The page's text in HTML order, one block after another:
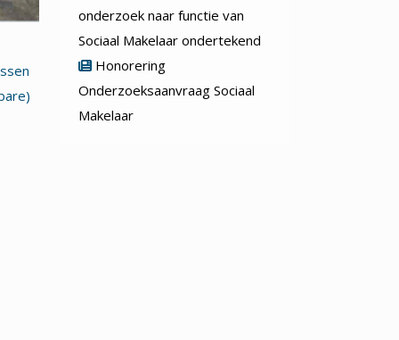
onderzoek naar functie van
Sociaal Makelaar ondertekend
Honorering
Onderzoeksaanvraag Sociaal
Makelaar